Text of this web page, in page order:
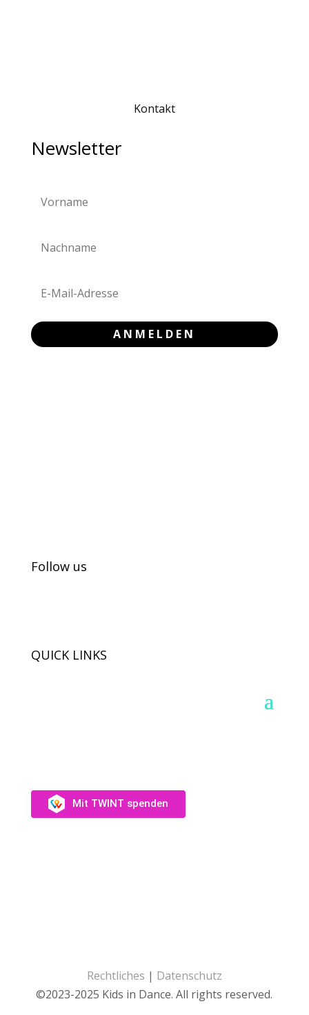
Kontakt
Newsletter
ANMELDEN
Follow us
QUICK LINKS
Mit TWINT spenden
Rechtliches | Datenschutz
©2023-2025 Kids in Dance. All rights reserved.